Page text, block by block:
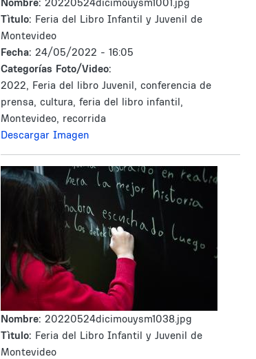
Tìtulo: Feria del Libro Infantil y Juvenil de
Montevideo
Fecha: 24/05/2022 - 16:05
Categorías Foto/Video:
2022, Feria del libro Juvenil, conferencia de
prensa, cultura, feria del libro infantil,
Montevideo, recorrida
Descargar Imagen
Nombre: 20220524dicimouysm1038.jpg
Tìtulo: Feria del Libro Infantil y Juvenil de
Montevideo